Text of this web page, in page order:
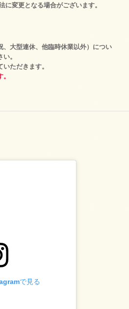
変更となる場合がございます。
、大型連休、他臨時休業以外）につい
。
ただきます。
で見る